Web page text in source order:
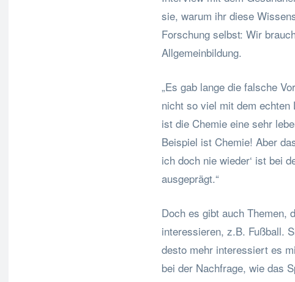
sie, warum ihr diese
Forschung selbst: Wir
Allgemeinbildung.
„Es gab lange die falsche
nicht so viel mit dem
ist die Chemie eine sehr
Beispiel ist Chemie! Aber
ich doch nie wieder‘ ist bei
ausgeprägt.“
Doch es gibt auch Themen,
interessieren, z.B. Fußball.
desto mehr interessiert es
bei der Nachfrage, wie das